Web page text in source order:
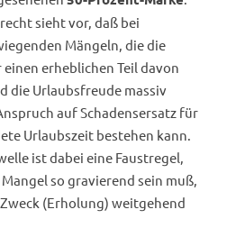
sieht vor, daß bei
Mängeln, die die
einen erheblichen Teil davon
die Urlaubsfreude massiv
auf Schadensersatz für
Urlaubszeit bestehen kann.
ist dabei eine Faustregel,
so gravierend sein muß,
(Erholung) weitgehend